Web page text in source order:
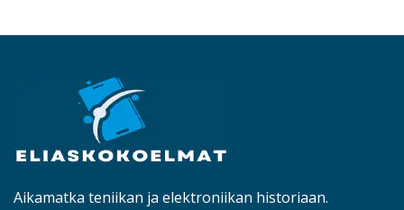
Aikamatka teniikan ja elektroniikan historiaan.